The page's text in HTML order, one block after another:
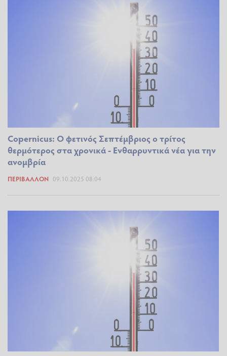
Copernicus: Ο φετινός Σεπτέμβριος ο τρίτος
θερμότερος στα χρονικά - Ενθαρρυντικά νέα για την
ανομβρία
ΠΕΡΙΒΆΛΛΟΝ 09.10.2025 08:04